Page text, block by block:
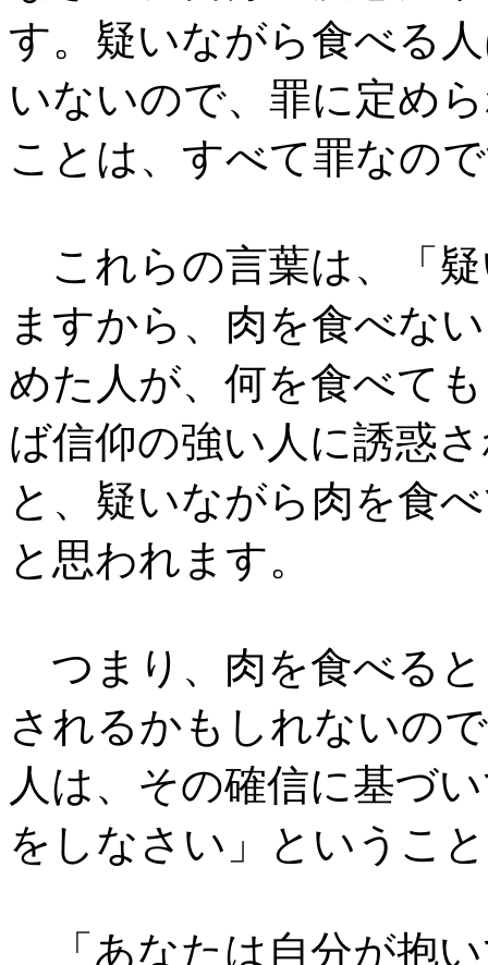
す。疑いながら食べる
いないので、罪に定め
ことは、すべて罪なの
これらの言葉は、「
ますから、肉を食べな
めた人が、何を食べて
ば信仰の強い人に誘惑
と、疑いながら肉を食
と思われます。
つまり、肉を食べる
されるかもしれないの
人は、その確信に基づ
をしなさい」というこ
「あなたは自分が抱